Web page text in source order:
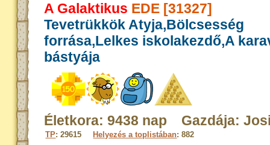
A Galaktikus EDE [31327]
Tevetrükkök Atyja,Bölcsesség
forrása,Lelkes iskolakezdő,A
bástyája
Életkora: 9438 nap Gazdája:
TP: 29615 Helyezés a toplistában: 882